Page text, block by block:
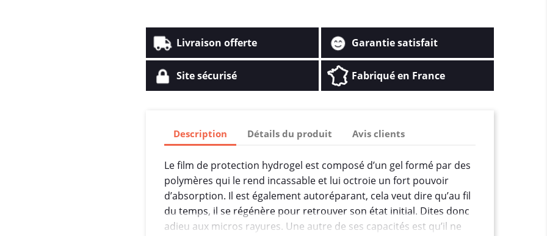
Livraison offerte Garantie satisfait
Site sécurisé Fabriqué en France
Description Détails du produit Avis clients
Le film de protection hydrogel est composé d’un gel formé par des
polymères qui le rend incassable et lui octroie un fort pouvoir
d’absorption. Il est également autoréparant, cela veut dire qu’au fil
du temps, il se régénère pour retrouver son état initial. Dites donc
adieu aux micros rayures. Une autre de ses capacités est qu’il ne